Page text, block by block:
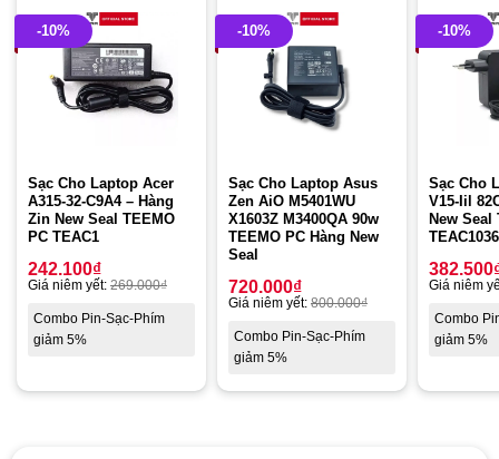
-10%
Sạc Cho Laptop Acer
A315-32-C9A4 – Hàng
Zin New Seal TEEMO
PC TEAC1
242.100₫
Giá niêm yết: 269.000₫
Combo Pin-Sạc-Phím
giảm 5%
-10%
Sạc Cho Laptop Asus
Zen AiO M5401WU
X1603Z M3400QA 90w
TEEMO PC Hàng New
Seal
720.000₫
Giá niêm yết: 800.000₫
Combo Pin-Sạc-Phím
giảm 5%
-10%
Sạc Cho
V15-Iil
New Seal
TEAC1036
382.500
Giá niêm
Combo
giảm 5%